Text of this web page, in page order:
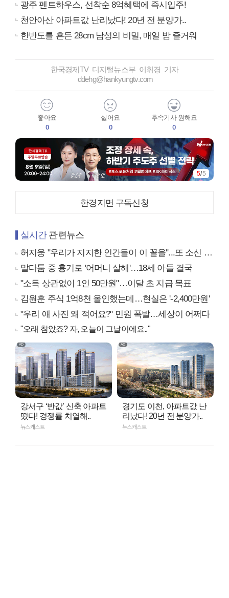
광주 펜트하우스, 선착순 8억혜택에 즉시입주!
천안아산 아파트값 난리났다! 20년 전 분양가..
한반도를 흔든 28cm 남성의 비밀, 매일 밤 즐거워
한국경제TV 디지털뉴스부 이휘경 기자
ddehg@hankyungtv.com
좋아요
0
싫어요
0
후속기사 원해요
0
5/5
한경지면 구독신청
실시간관련뉴스
허지웅 "우리가 지지한 인간들이 이 꼴을"...또 소신 발언
말다툼 중 흉기로 '어머니 살해'…18세 아들 결국
"소득 상관없이 1인 50만원"…이달 초 지급 목표
김원훈 주식 1억8천 올인했는데…현실은 '-2,400만원'
"우리 애 사진 왜 적어요?" 민원 폭발…세상이 어쩌다
"오래 참았죠? 자, 오늘이 그날이에요.."
강서구 ‘반값’ 신축 아파트
떴다! 경쟁률 치열해..
뉴스캐스트
경기도 이천, 아파트값 난
리났다! 20년 전 분양가..
뉴스캐스트